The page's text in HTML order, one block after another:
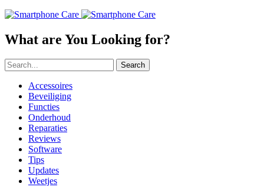
What are You Looking for?
Search
Accessoires
Beveiliging
Functies
Onderhoud
Reparaties
Reviews
Software
Tips
Updates
Weetjes